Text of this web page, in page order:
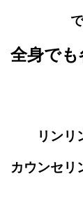
全身でも
リンリ
カウンセリ